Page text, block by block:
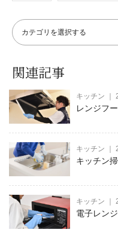
関連記事
キッチン ｜
レンジフ
キッチン ｜
キッチン
キッチン ｜
電子レン